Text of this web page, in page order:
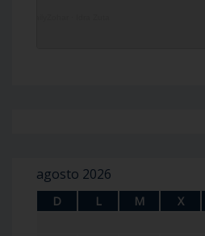
agosto 2026
D L M X